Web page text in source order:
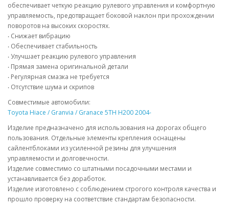
обеспечивает четкую реакцию рулевого управления и комфортную
управляемость, предотвращает боковой наклон при прохождении
поворотов на высоких скоростях.
‧ Снижает вибрацию
‧ Обеспечивает стабильность
‧ Улучшает реакцию рулевого управления
‧ Прямая замена оригинальной детали
‧ Регулярная смазка не требуется
‧ Отсутствие шума и скрипов
Совместимые автомобили:
Toyota Hiace / Granvia / Granace 5TH H200 2004-
Изделие предназначено для использования на дорогах общего
пользования. Отдельные элементы крепления оснащены
сайлентблоками из усиленной резины для улучшения
управляемости и долговечности.
Изделие совместимо со штатными посадочными местами и
устанавливается без доработок.
Изделие изготовлено с соблюдением строгого контроля качества и
прошло проверку на соответствие стандартам безопасности.